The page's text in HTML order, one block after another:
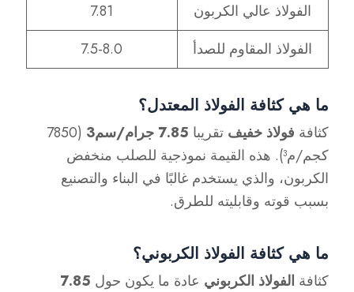
الفولاذ عالي الكربون
7.81
الفولاذ المقاوم للصدأ
7.5-8.0
ما هي كثافة الفولاذ المعتدل؟
كثافة فولاذ خفيف تقريبا 7.85 جرام/سم3
(7850
كجم/م³). هذه القيمة نموذجية للصلب منخفض
الكربون، والذي يستخدم غالبًا في البناء والتصنيع
بسبب قوته وقابليته للطرق.
ما هي كثافة الفولاذ الكربوني؟
كثافة الفولاذ الكربوني عادة ما يكون حول 7.85